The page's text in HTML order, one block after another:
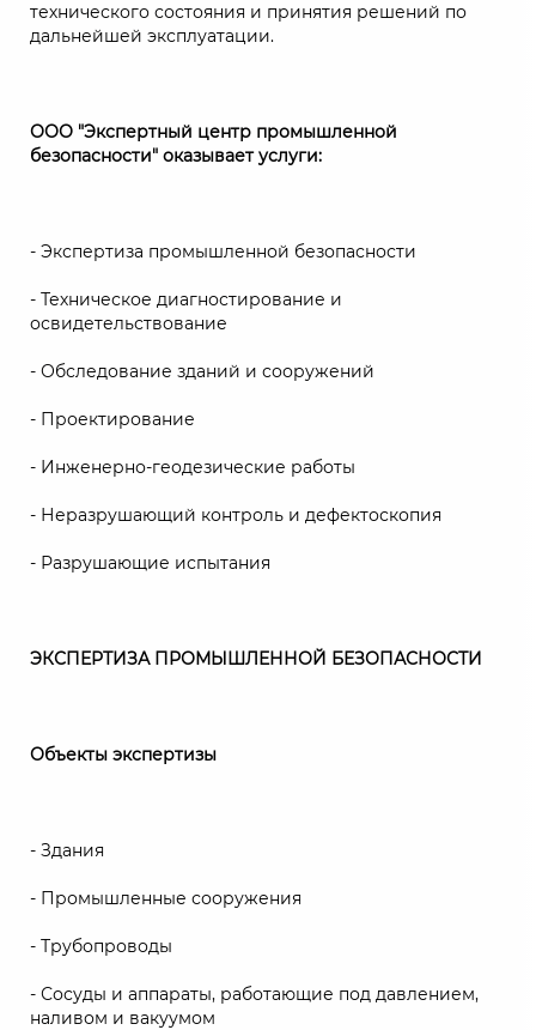
технического состояния и принятия решений по
дальнейшей эксплуатации.
ООО "Экспертный центр промышленной
безопасности" оказывает услуги:
- Экспертиза промышленной безопасности
- Техническое диагностирование и
освидетельствование
- Обследование зданий и сооружений
- Проектирование
- Инженерно-геодезические работы
- Неразрушающий контроль и дефектоскопия
- Разрушающие испытания
ЭКСПЕРТИЗА ПРОМЫШЛЕННОЙ БЕЗОПАСНОСТИ
Объекты экспертизы
- Здания
- Промышленные сооружения
- Трубопроводы
- Сосуды и аппараты, работающие под давлением,
наливом и вакуумом